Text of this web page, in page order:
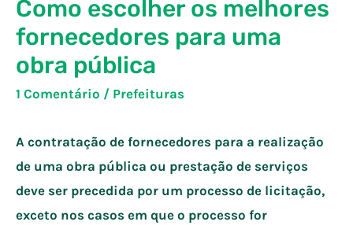
Como escolher os melhores
fornecedores para uma
obra pública
1 Comentário / Prefeituras
A contratação de fornecedores para a realização
de uma obra pública ou prestação de serviços
deve ser precedida por um processo de licitação,
exceto nos casos em que o processo for